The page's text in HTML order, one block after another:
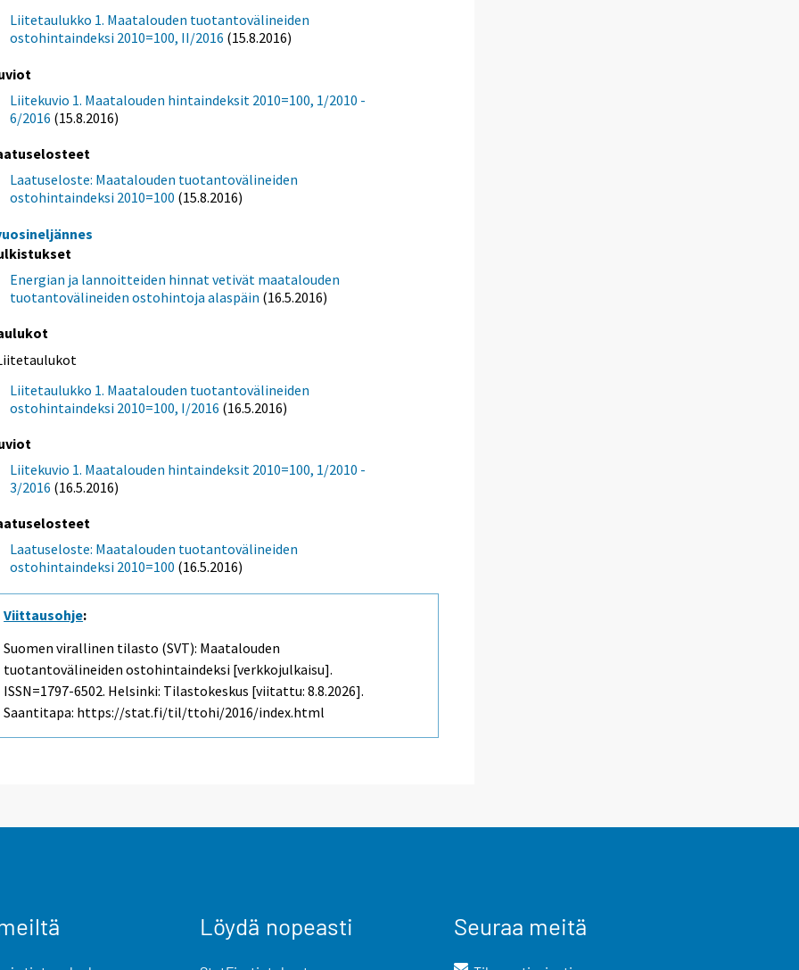
Liitetaulukko 1. Maatalouden tuotantovälineiden
ostohintaindeksi 2010=100, II/2016 (15.8.2016)
Liitekuvio 1. Maatalouden hintaindeksit 2010=100, 1/2010 -
6/2016 (15.8.2016)
Laatuseloste: Maatalouden tuotantovälineiden
ostohintaindeksi 2010=100 (15.8.2016)
Energian ja lannoitteiden hinnat vetivät maatalouden
tuotantovälineiden ostohintoja alaspäin (16.5.2016)
Liitetaulukko 1. Maatalouden tuotantovälineiden
ostohintaindeksi 2010=100, I/2016 (16.5.2016)
Liitekuvio 1. Maatalouden hintaindeksit 2010=100, 1/2010 -
3/2016 (16.5.2016)
Laatuseloste: Maatalouden tuotantovälineiden
ostohintaindeksi 2010=100 (16.5.2016)
Viittausohje:
Suomen virallinen tilasto (SVT): Maatalouden
tuotantovälineiden ostohintaindeksi [verkkojulkaisu].
ISSN=1797-6502. Helsinki: Tilastokeskus [viitattu: 8.8.2026].
Saantitapa: https://stat.fi/til/ttohi/2016/index.html
Löydä nopeasti Seuraa meitä